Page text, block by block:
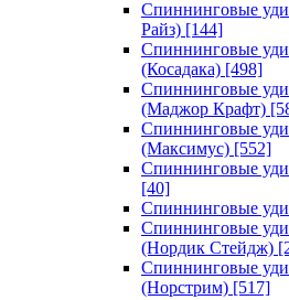
Спиннинговые
Райз) [144]
Спиннинговые
(Косадака) [498]
Спиннинговые
(Маджор Крафт)
Спиннинговые
(Максимус) [552]
Спиннинговые
[40]
Спиннинговые
Спиннинговые
(Нордик Стейдж)
Спиннинговые
(Норстрим) [517]